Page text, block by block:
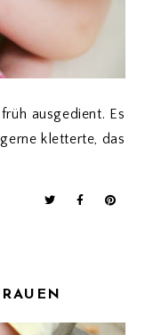
ausgedient. Es
kletterte, das